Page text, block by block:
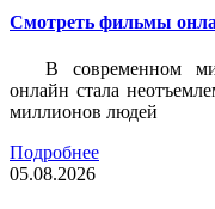
Смотреть фильмы
В современном
онлайн стала
миллионов людей
Подробнее
05.08.2026